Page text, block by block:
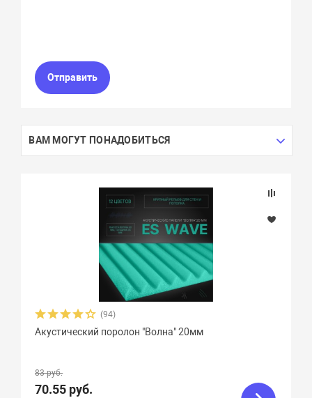
Отправить
ВАМ МОГУТ ПОНАДОБИТЬСЯ
(94)
Акустический поролон "Волна" 20мм
83 руб.
70.55 руб.